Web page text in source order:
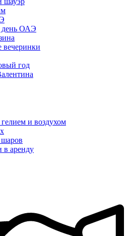
день ОАЭ
вечеринки
год
и воздухом
шаров
аренду